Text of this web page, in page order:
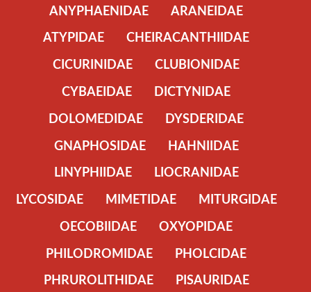
ANYPHAENIDAE
ARANEIDAE
ATYPIDAE
CHEIRACANTHIIDAE
CICURINIDAE
CLUBIONIDAE
CYBAEIDAE
DICTYNIDAE
DOLOMEDIDAE
DYSDERIDAE
GNAPHOSIDAE
HAHNIIDAE
LINYPHIIDAE
LIOCRANIDAE
LYCOSIDAE
MIMETIDAE
MITURGIDAE
OECOBIIDAE
OXYOPIDAE
PHILODROMIDAE
PHOLCIDAE
PHRUROLITHIDAE
PISAURIDAE